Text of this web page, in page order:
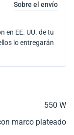
Sobre el envío
en EE. UU. de tu
lo entregarán
550 W
marco plateado